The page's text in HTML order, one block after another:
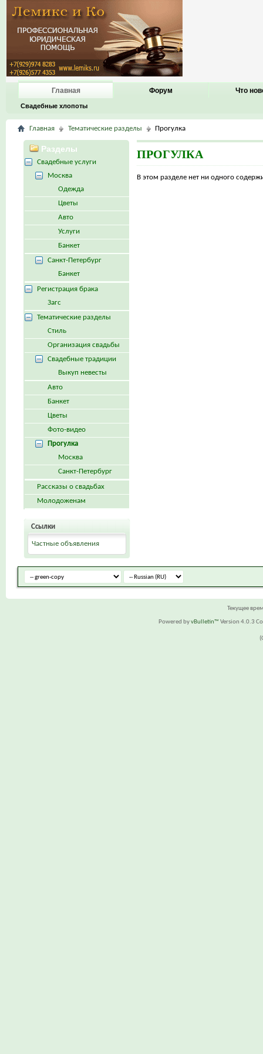
Главная
Свадебные хлопоты
Форум Что
Главная Тематические разделы Прогулка
ПРОГУЛКА
В этом разделе нет ни одного
Разделы
Свадебные услуги
Москва
Одежда
Цветы
Авто
Услуги
Банкет
Санкт-Петербург
Банкет
Регистрация брака
Загс
Тематические разделы
Стиль
Организация свадьбы
Свадебные традиции
Выкуп невесты
Авто
Банкет
Цветы
Фото-видео
Прогулка
Москва
Санкт-Петербург
Рассказы о свадьбах
Молодоженам
Ссылки
Частные объявления
Текущее
Powered byvBulletin™ Version 4.0.3